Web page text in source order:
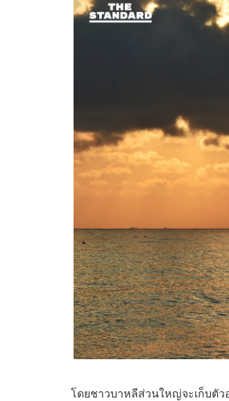
โดยชาวบาหลีส่วนใหญ่จะเก็บตัว